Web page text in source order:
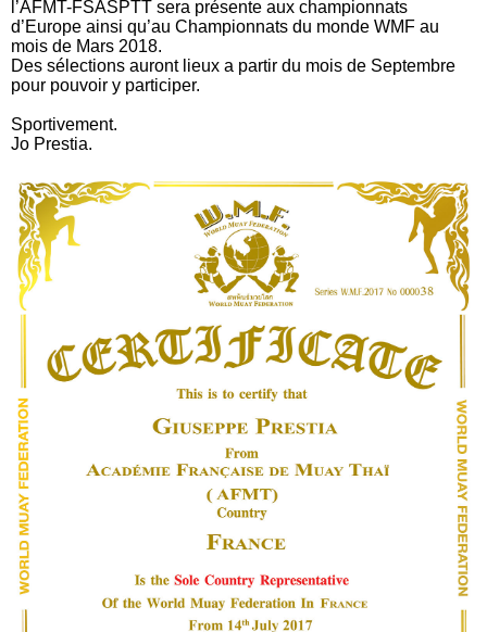
l’AFMT-FSASPTT sera présente aux championnats
d’Europe ainsi qu’au Championnats du monde WMF au
mois de Mars 2018.
Des sélections auront lieux a partir du mois de Septembre
pour pouvoir y participer.
Sportivement.
Jo Prestia.